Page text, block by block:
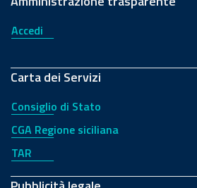
Accedi
Carta dei Servizi
Consiglio di Stato
CGA Regione siciliana
TAR